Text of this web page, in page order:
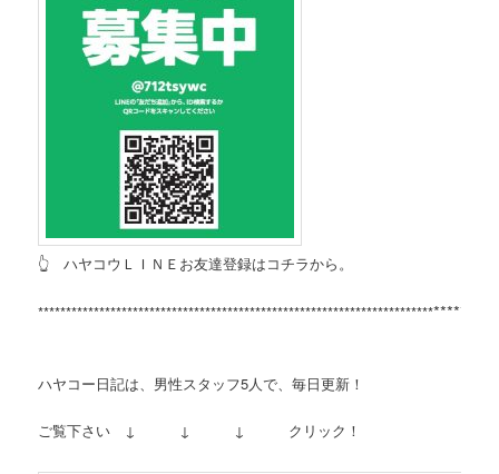
👆 ハヤコウＬＩＮＥお友達登録はコチラから。
***********************************************************************
ハヤコー日記は、男性スタッフ5人で、毎日更新！
ご覧下さい ↓ ↓ ↓ クリック！